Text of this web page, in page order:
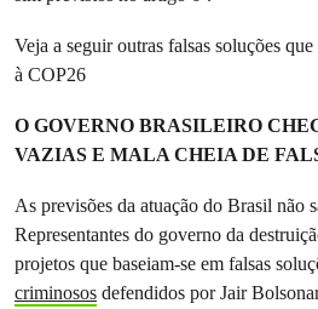
Veja a seguir outras falsas soluções
à COP26
O GOVERNO BRASILEIRO
VAZIAS E MALA CHEIA DE
As previsões da atuação do Brasil não
Representantes do governo da
projetos que baseiam-se em falsas
criminosos defendidos por Jair